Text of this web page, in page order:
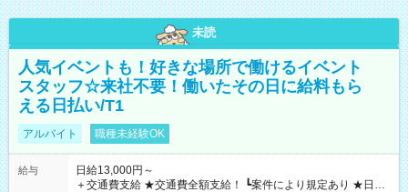
未読
人気イベントも！好きな場所で働けるイベント
スタッフ☆来社不要！働いたその日に給料もら
える日払い/T1
アルバイト 職種未経験OK
給与
日給13,000円～
＋交通費支給 ★交通費全額支給！ ┗案件により規定あり ★日払